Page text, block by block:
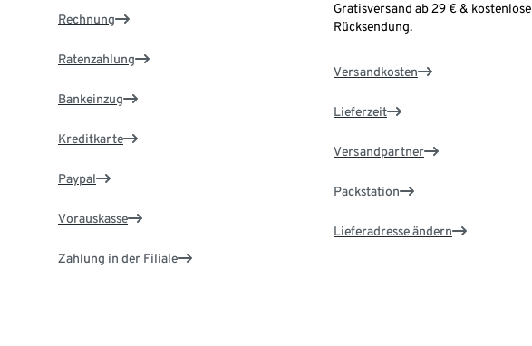
Rechnung
Ratenzahlung
Bankeinzug
Kreditkarte
Paypal
Vorauskasse
Zahlung in der Filiale
Gratisversand ab 29 € & kostenlose
Rücksendung.
Versandkosten
Lieferzeit
Versandpartner
Packstation
Lieferadresse ändern